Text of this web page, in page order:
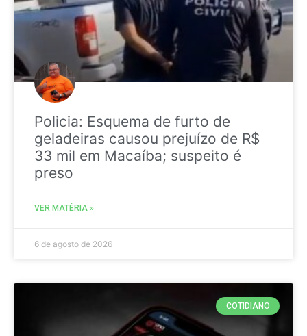
Policia: Esquema de furto de
geladeiras causou prejuízo de R$
33 mil em Macaíba; suspeito é
preso
VER MATÉRIA »
6 de agosto de 2026
COTIDIANO